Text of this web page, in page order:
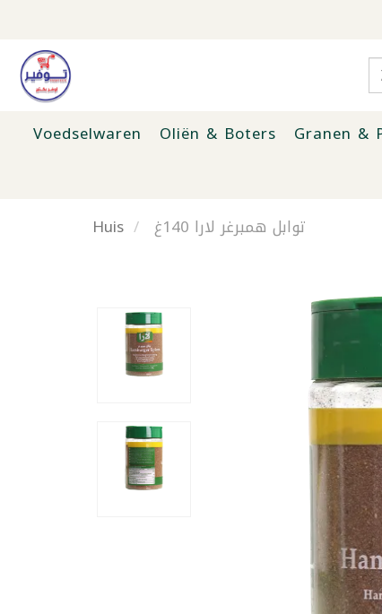
Voedselwaren Oliën & Boters Granen &
Huis
توابل همبرغر لارا 140غ